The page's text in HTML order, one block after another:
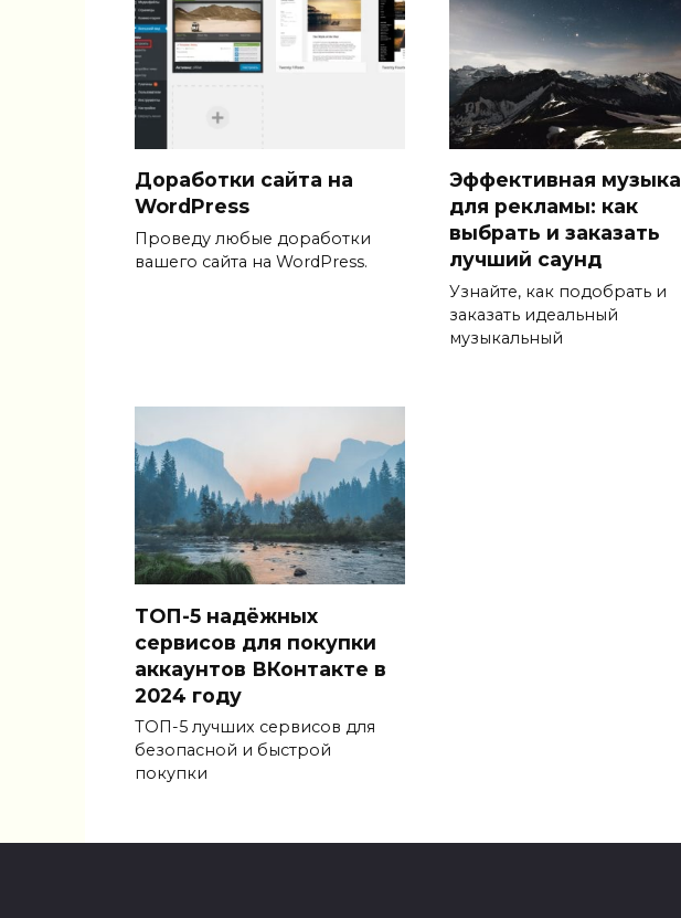
Доработки сайта на
WordPress
Проведу любые доработки
вашего сайта на WordPress.
Эффективная музыка
для рекламы: как
выбрать и заказать
лучший саунд
Узнайте, как подобрать и
заказать идеальный
музыкальный
ТОП-5 надёжных
сервисов для покупки
аккаунтов ВКонтакте в
2024 году
ТОП-5 лучших сервисов для
безопасной и быстрой
покупки